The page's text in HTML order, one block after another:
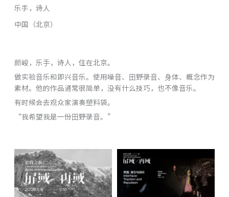
乐手，诗人
中国（北京）
颜峻，乐⼿，诗⼈，住在北京。
做实验⾳乐和即兴⾳乐。使⽤噪⾳、⽥野录⾳、⾝体、概念作为
素材。他的作品通常很简单，没有什么技巧，也不像⾳乐。
有时候会去观众家演奏塑料袋。
“我希望我是⼀份⽥野录⾳。”